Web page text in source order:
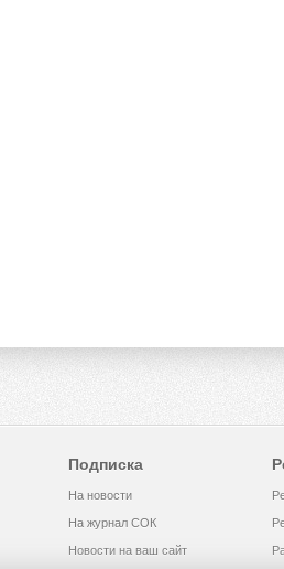
Подписка
На новости
На журнал СОК
Новости на ваш сайт